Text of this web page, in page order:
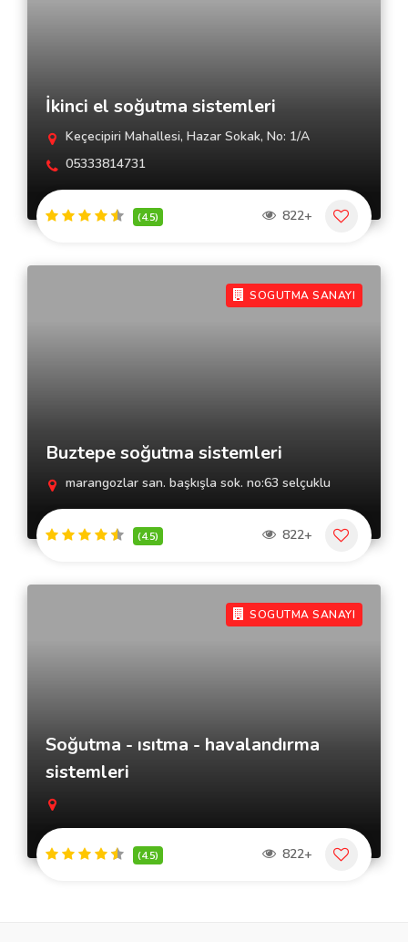
İkinci el soğutma sistemleri
Keçecipiri Mahallesi, Hazar Sokak, No: 1/A
05333814731
(4.5) 822+
SOGUTMA SANAYI
Buztepe soğutma sistemleri
marangozlar san. başkışla sok. no:63 selçuklu
(4.5) 822+
SOGUTMA SANAYI
Soğutma - ısıtma - havalandırma
sistemleri
(4.5) 822+